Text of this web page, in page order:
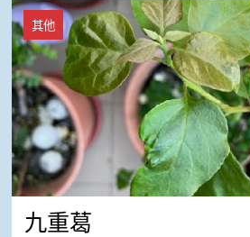
九重葛
其他
九重葛